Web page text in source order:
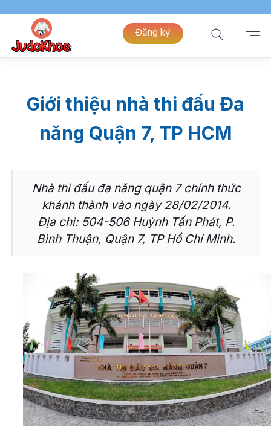
Đăng ký
Giới thiệu nhà thi đấu Đa
năng Quận 7, TP HCM
Nhà thi đấu đa năng quận 7 chính thức
khánh thành vào ngày 28/02/2014.
Địa chỉ: 504-506 Huỳnh Tấn Phát, P.
Bình Thuận, Quận 7, TP Hồ Chí Minh.